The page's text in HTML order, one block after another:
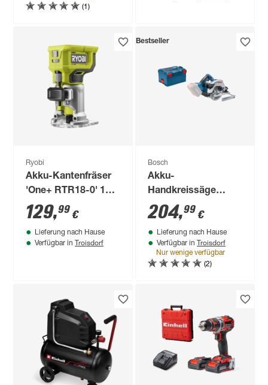
(1)
Ryobi
Akku-Kantenfräser
'One+ RTR18-0' 18V
ohne Akku und
Ladegerät
129,99 €
Lieferung nach Hause
Verfügbar in Troisdorf
Bestseller
Bosch
Akku-
Handkreissäge
'Professional GKS
18V-57 G' ohne Akku
18 V, mit
Transportbox
204,99 €
Lieferung nach Hause
Verfügbar in Troisdorf
Nur wenige verfügbar
(2)